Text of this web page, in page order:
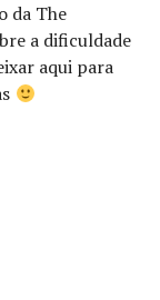
da The
a dificuldade
aqui para